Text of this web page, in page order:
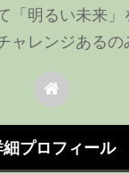
「明るい未来」
ャレンジあるの
プロフィール